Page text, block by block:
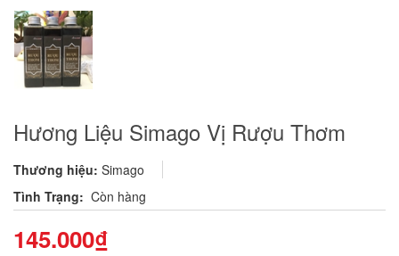
Hương Liệu Simago Vị Rượu Thơm
Thương hiệu: Simago
Tình Trạng: Còn hàng
145.000₫